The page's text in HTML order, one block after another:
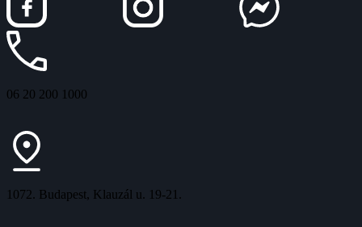
06 20 200 1000
1072. Budapest, Klauzál u. 19-21.